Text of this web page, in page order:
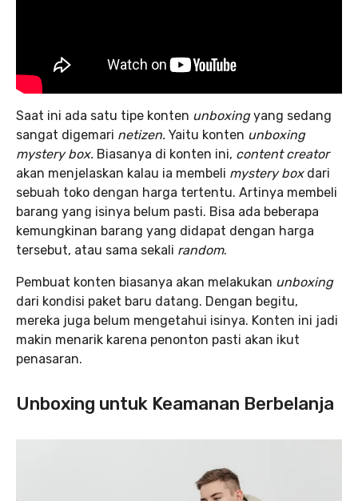
Saat ini ada satu tipe konten unboxingyang sedang
sangat digemari netizen. Yaitu konten unboxing
mystery box. Biasanya di konten ini, content creator
akan menjelaskan kalau ia membeli mystery boxdari
sebuah toko dengan harga tertentu. Artinya membeli
barang yang isinya belum pasti. Bisa ada beberapa
kemungkinan barang yang didapat dengan harga
tersebut, atau sama sekali random.
Pembuat konten biasanya akan melakukan unboxing
dari kondisi paket baru datang. Dengan begitu,
mereka juga belum mengetahui isinya. Konten ini jadi
makin menarik karena penonton pasti akan ikut
penasaran.
Unboxing untuk Keamanan Berbelanja